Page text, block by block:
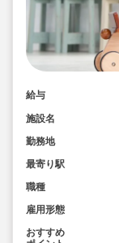
給与
施設名
勤務地
最寄り駅
職種
雇用形態
おすすめ